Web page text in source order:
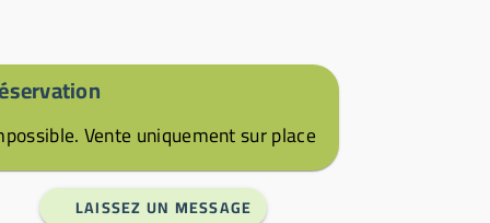
Vente uniquement sur place
LAISSEZ UN MESSAGE